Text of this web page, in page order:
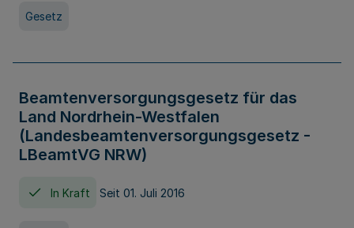
Gesetz
Beamtenversorgungsgesetz für das
Land Nordrhein-Westfalen
(Landesbeamtenversorgungsgesetz -
LBeamtVG NRW)
In Kraft Seit 01. Juli 2016